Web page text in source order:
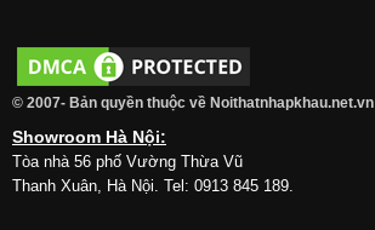
© 2007- Bản quyền thuộc về Noithatnhapkhau.net.vn
Showroom Hà Nội:
Tòa nhà 56 phố Vường Thừa Vũ
Thanh Xuân, Hà Nội. Tel: 0913 845 189.